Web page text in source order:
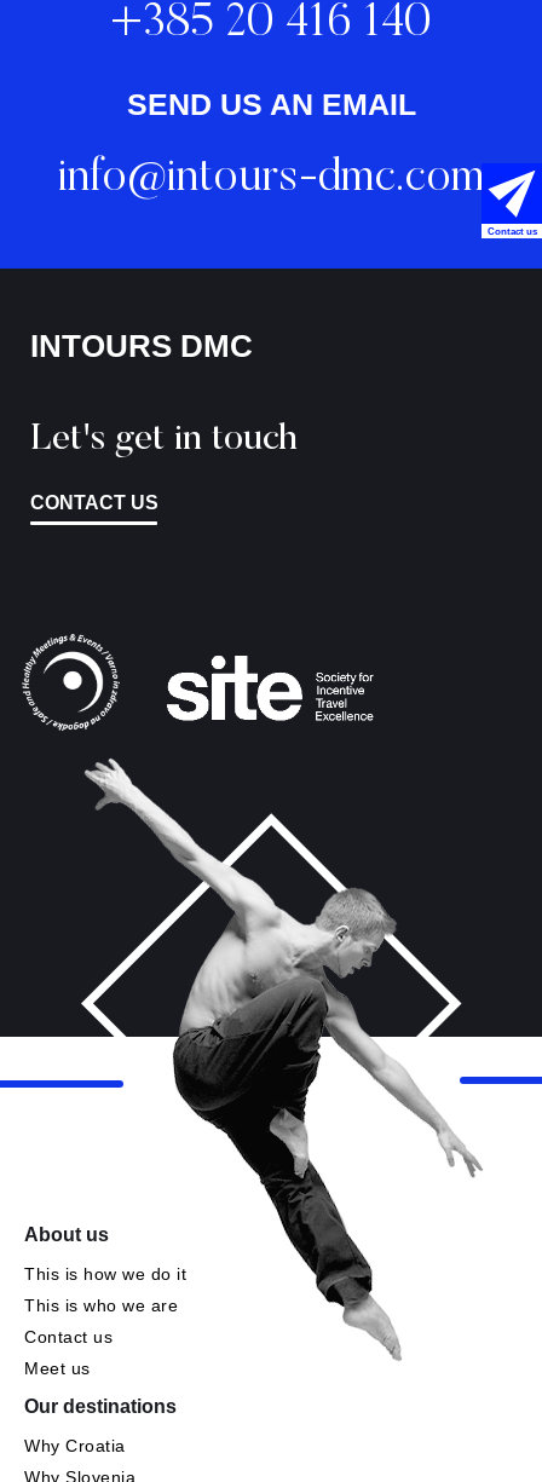
+385 20 416 140
SEND US AN EMAIL
info@intours-dmc.com
INTOURS DMC
Let's get in touch
CONTACT US
About us
This is how we do it
This is who we are
Contact us
Meet us
Our destinations
Why Croatia
Why Slovenia
Contact us